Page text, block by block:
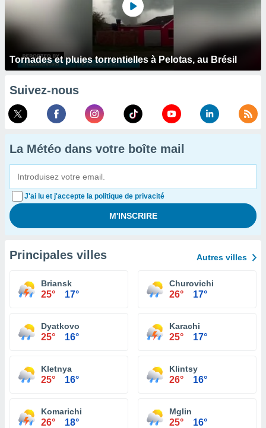
Tornades et pluies torrentielles à Pelotas, au Brésil
Suivez-nous
La Météo dans votre boîte mail
J'ai lu et j'accepte la politique de privacité
Principales villes Autres villes
Briansk
25° 17°
Churovichi
26° 17°
Dyatkovo
25° 16°
Karachi
25° 17°
Kletnya
25° 16°
Klintsy
26° 16°
Komarichi
26° 18°
Mglin
25° 16°